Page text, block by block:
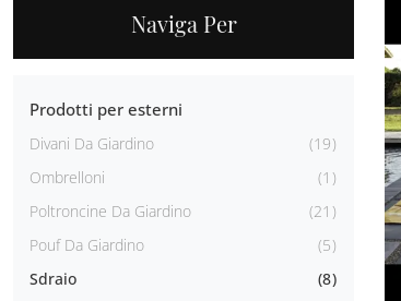
Naviga Per
Prodotti per esterni
Divani Da Giardino
19
Ombrelloni
1
Poltroncine Da Giardino
21
Pouf Da Giardino
5
Sdraio
8